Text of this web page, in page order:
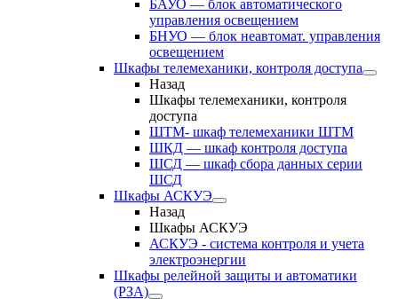
БАУО — блок автоматического
управления освещением
БНУО — блок неавтомат. управления
освещением
Шкафы телемеханики, контроля доступа
Назад
Шкафы телемеханики, контроля
доступа
ШТМ- шкаф телемеханики ШТМ
ШКД — шкаф контроля доступа
ШСД — шкаф сбора данных серии
ШСД
Шкафы АСКУЭ
Назад
Шкафы АСКУЭ
АСКУЭ - система контроля и учета
электроэнергии
Шкафы релейной защиты и автоматики
(РЗА)